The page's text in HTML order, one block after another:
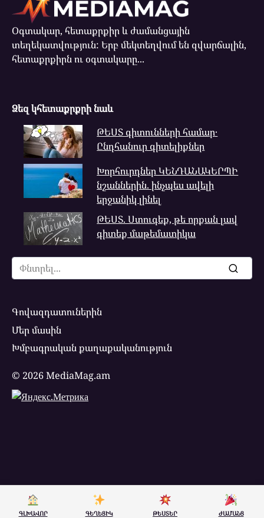
Օգտակար, հետաքրքիր և ժամանցային
տեղեկատվություն: Երբ մեկտեղվում են զվարճալին,
հետաքրքիրն ու օգտակարը...
Ձեզ կհետաքրքրի նաև
ԹԵՍՏ գիտունների համար․
Ընդհանուր գիտելիքներ
Խորհուրդներ ԿԵՆԴԱՆԱԿԵՐՊԻ
նշաններին. ինչպես ավելի
երջանիկ լինել
ԹԵՍՏ. Ստուգեք, թե որքան լավ
գիտեք մաթեմատիկա
Search
for:
Գովազդատուներին
Մեր մասին
Խմբագրական քաղաքականություն
© 2026 MediaMag.am
ԳԼԽԱՎՈՐ ԳԵՂԵՑԻԿ ԹԵՍՏԵՐ ԺԱՄԱՆՑ